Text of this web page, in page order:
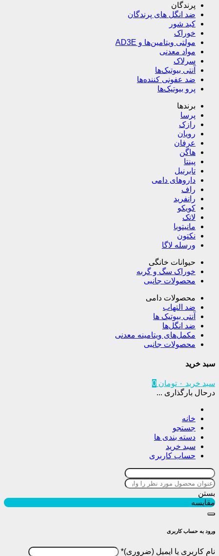
پرندگان
ضد انگل های پرندگان
کبد شور
خوراک
مولتی ویتامین‌ها و AD3E
مواد معدنی
سرلاک
آنتی بیوتیک‌ها
ضد عفونی کننده‌ها
پرو بیوتیک‌ها
برندها
پرسا
رازک
رویان
عرفان
هاگن
پینتا
تابرنیل
داروهای دامی
راف
رانفرید
کویکو
لاتک
مانیتوبا
نکتون
ورسله لاگا
حیوانات خانگی
خوراک سگ و گربه
محصولات جانبی
محصولات دامی
ضد التهاب
آنتی بیوتیک ها
ضد انگل‌ها
مکمل‌های ویتامینه معدنی
محصولات جانبی
سبد خرید
سبد خرید ۰ تومان 0
درحال بارگذاری ...
خانه
جستجو
دسته بندی ها
سبد خرید
حساب کاربری
بستن
مقایسه
ورود به حساب کاربری
نام کاربری یا ایمیل *